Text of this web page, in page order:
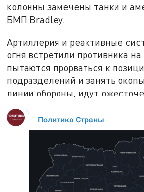
колонны замечены танки и
БМП Bradley.
Артиллерия и реактивные
огня встретили противника
пытаются прорваться к
подразделений и занять
линии обороны, идут